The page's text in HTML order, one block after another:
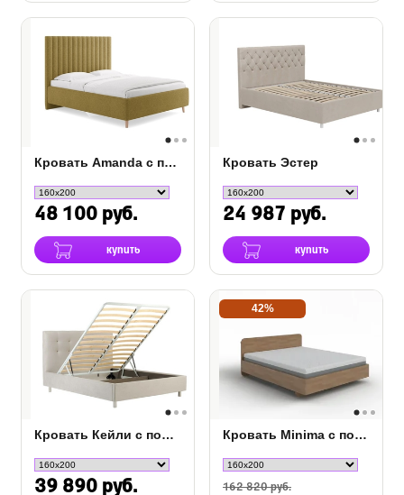
Кровать Amanda с подъемным механизмом
48 100 руб.
купить
Кровать Эстер
24 987 руб.
купить
Кровать Кейли с подъемным механизмом
39 890 руб.
42%
Кровать Minima с полкой и подъемным механизмом
162 820 руб.